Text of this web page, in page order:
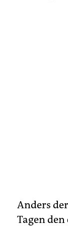
Anders
Tagen